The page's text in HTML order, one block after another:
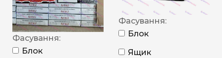
Фасування:
Блок
Фасування:
Блок
Ящик